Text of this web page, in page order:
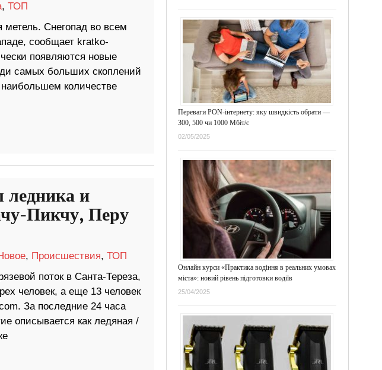
, ТОП
Снегопад во всем
сообщает kratko-
появляются новые
самых больших скоплений
количестве
ледника и
Пикчу, Перу
, Происшествия, ТОП
поток в Санта-Тереза,
человек, а еще 13 человек
За последние 24 часа
описывается как ледяная /
Переваги PON-інтернету: яку швидкість обрати —
300, 500 чи 1000 Мбіт/с
02/05/2025
Онлайн курси «Практика водіння в реальних умовах
міста»: новий рівень підготовки водіїв
25/04/2025